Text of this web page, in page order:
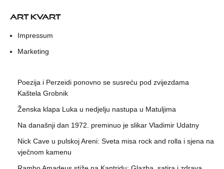
ART KVART
Impressum
Marketing
Poezija i Perzeidi ponovno se susreću pod zvijezdama
Kaštela Grobnik
Ženska klapa Luka u nedjelju nastupa u Matuljima
Na današnji dan 1972. preminuo je slikar Vladimir Udatny
Nick Cave u pulskoj Areni: Sveta misa rock and rolla i sjena na
vječnom kamenu